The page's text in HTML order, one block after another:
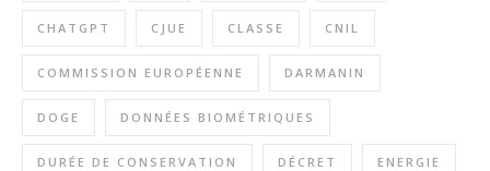
CHATGPT CJUE CLASSE CNIL
COMMISSION EUROPÉENNE DARMANIN
DOGE DONNÉES BIOMÉTRIQUES
DURÉE DE CONSERVATION DÉCRET ENERGIE